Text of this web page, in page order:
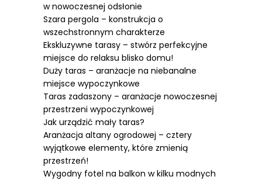
w nowoczesnej odsłonie
Szara pergola – konstrukcja o
wszechstronnym charakterze
Ekskluzywne tarasy – stwórz perfekcyjne
miejsce do relaksu blisko domu!
Duży taras – aranżacje na niebanalne
miejsce wypoczynkowe
Taras zadaszony – aranżacje nowoczesnej
przestrzeni wypoczynkowej
Jak urządzić mały taras?
Aranżacja altany ogrodowej – cztery
wyjątkowe elementy, które zmienią
przestrzeń!
Wygodny fotel na balkon w kilku modnych